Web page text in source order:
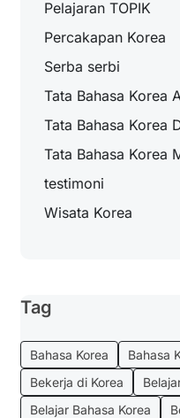
Pelajaran TOPIK
Percakapan Korea
Serba serbi
Tata Bahasa Korea
Tata Bahasa Korea
Tata Bahasa Korea
testimoni
Wisata Korea
Tag
Bahasa Korea Bahasa
Bekerja di Korea
Belajar Bahasa Korea